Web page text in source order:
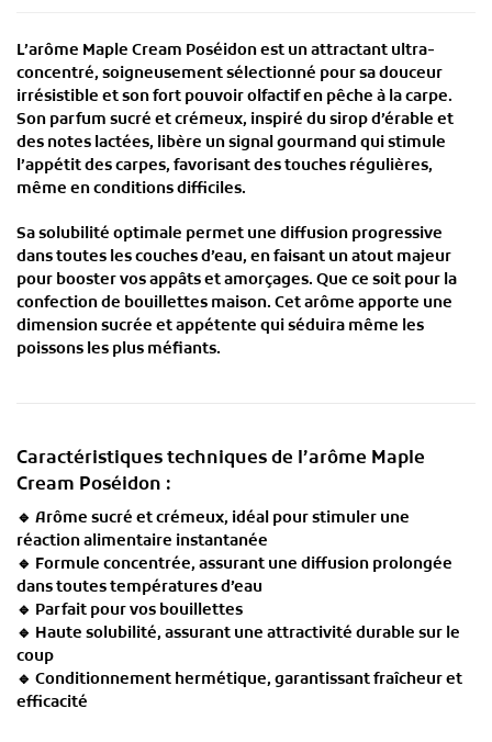
L’arôme Maple Cream Poséidonest unattractant ultra-
concentré, soigneusement sélectionné pour sadouceur
irrésistible et sonfort pouvoir olfactifen pêche à la carpe.
Son parfum sucré et crémeux, inspiré du sirop d’érable et
des notes lactées, libère unsignal gourmand qui stimule
l’appétit des carpes, favorisant des touches régulières,
même en conditions difficiles.
Sasolubilité optimale permet une diffusion progressive
dans toutes les couches d’eau, en faisant un atout majeur
pour booster vos appâts et amorçages. Que ce soit pour la
confection de bouillettes maison. Cet arôme apporte une
dimension sucrée et appétente qui séduira même les
poissons les plus méfiants.
Caractéristiques techniques de l’arôme Maple
Cream Poséidon :
🔹 Arôme sucré et crémeux, idéal pour stimuler une
réaction alimentaire instantanée
🔹 Formule concentrée, assurant une diffusion prolongée
dans toutes températures d’eau
🔹 Parfait pour vos bouillettes
🔹 Haute solubilité, assurant une attractivité durable sur le
coup
🔹 Conditionnement hermétique, garantissant fraîcheur et
efficacité